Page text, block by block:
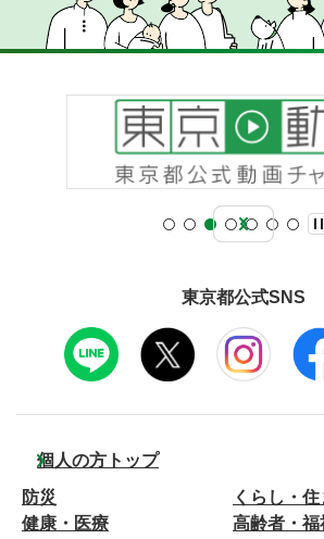
東京都公式SNS
個人の方トップ
防災
くらし・
健康・医療
高齢者・福